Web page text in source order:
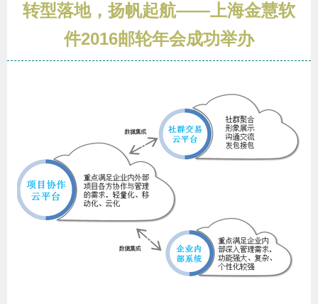
转型落地，扬帆起航——上海金慧软
件2016邮轮年会成功举办